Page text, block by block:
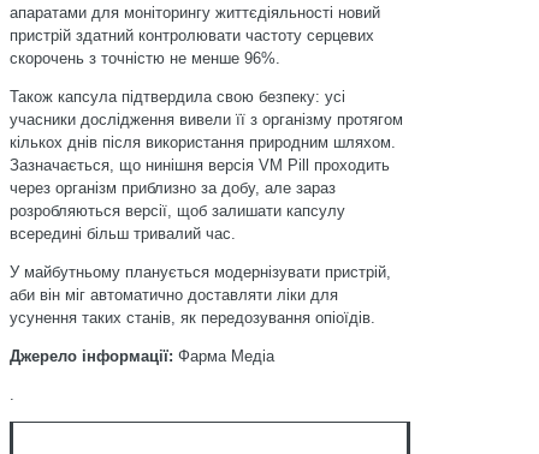
апаратами для моніторингу життєдіяльності новий
пристрій здатний контролювати частоту серцевих
скорочень з точністю не менше 96%.
Також капсула підтвердила свою безпеку: усі
учасники дослідження вивели її з організму протягом
кількох днів після використання природним шляхом.
Зазначається, що нинішня версія VM Pill проходить
через організм приблизно за добу, але зараз
розробляються версії, щоб залишати капсулу
всередині більш тривалий час.
У майбутньому планується модернізувати пристрій,
аби він міг автоматично доставляти ліки для
усунення таких станів, як передозування опіоїдів.
Джерело інформації: Фарма Медіа